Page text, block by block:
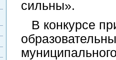
сильны».
В конкурсе